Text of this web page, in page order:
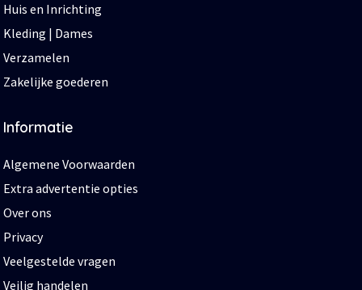
Huis en Inrichting
Kleding | Dames
Verzamelen
Zakelijke goederen
Informatie
Algemene Voorwaarden
Extra advertentie opties
Over ons
Privacy
Veelgestelde vragen
Veilig handelen